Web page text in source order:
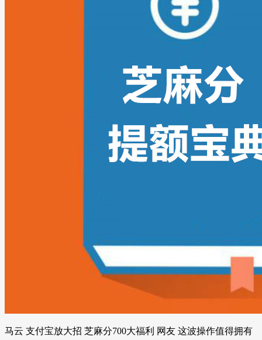
马云 支付宝放大招 芝麻分700大福利 网友 这波操作值得拥有